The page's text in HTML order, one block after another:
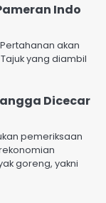
Indo
akan
yang diambil
Dicecar
pemeriksaan
goreng, yakni